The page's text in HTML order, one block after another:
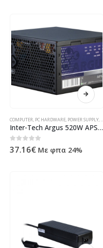
COMPUTER PC HARDWARE POWER SUPPLY
Inter-Tech Argus 520W APS-520W 88882117
0out of 5
37.16€ Με φπα 24%